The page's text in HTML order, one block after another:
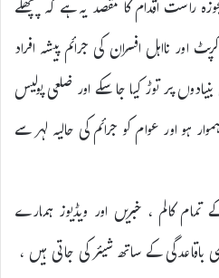
راست اقدام کا مقصد یہ ہے کہ پچھلے
نااہل افسران کی جرائم پیشہ افراد
پر توڑ کیا جا سکے اور ضلعی پولیس
ہو اور عوام کو جرائم کی حالیہ لہر سے
تمام کالم ، خبریں اور ویڈیوز ہمارے
کے ساتھ شیئر کی جاتی ہیں ،